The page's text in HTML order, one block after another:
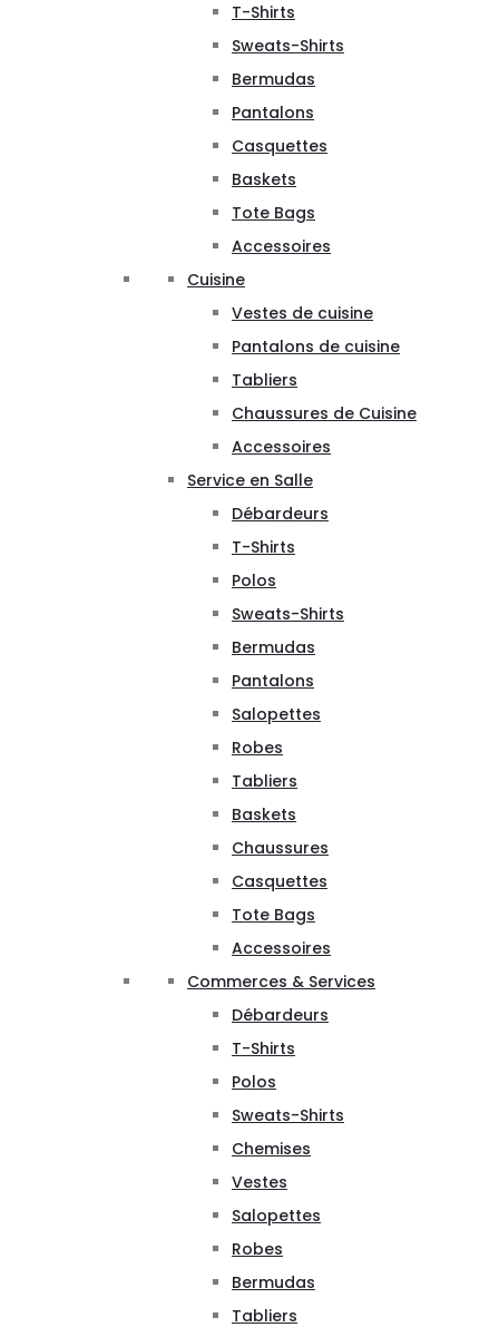
T-Shirts
Sweats-Shirts
Bermudas
Pantalons
Casquettes
Baskets
Tote Bags
Accessoires
Cuisine
Vestes de cuisine
Pantalons de cuisine
Tabliers
Chaussures de Cuisine
Accessoires
Service en Salle
Débardeurs
T-Shirts
Polos
Sweats-Shirts
Bermudas
Pantalons
Salopettes
Robes
Tabliers
Baskets
Chaussures
Casquettes
Tote Bags
Accessoires
Commerces & Services
Débardeurs
T-Shirts
Polos
Sweats-Shirts
Chemises
Vestes
Salopettes
Robes
Bermudas
Tabliers